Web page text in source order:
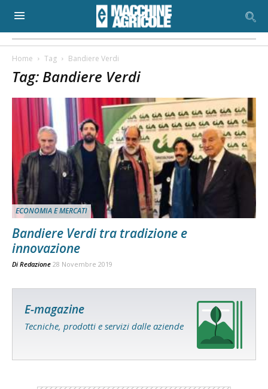
Home Tag Bandiere Verdi
Tag: Bandiere Verdi
ECONOMIA E MERCATI
Bandiere Verdi tra tradizione e
innovazione
Di Redazione 28 Novembre 2019
E-magazine
Tecniche, prodotti e servizi dalle aziende